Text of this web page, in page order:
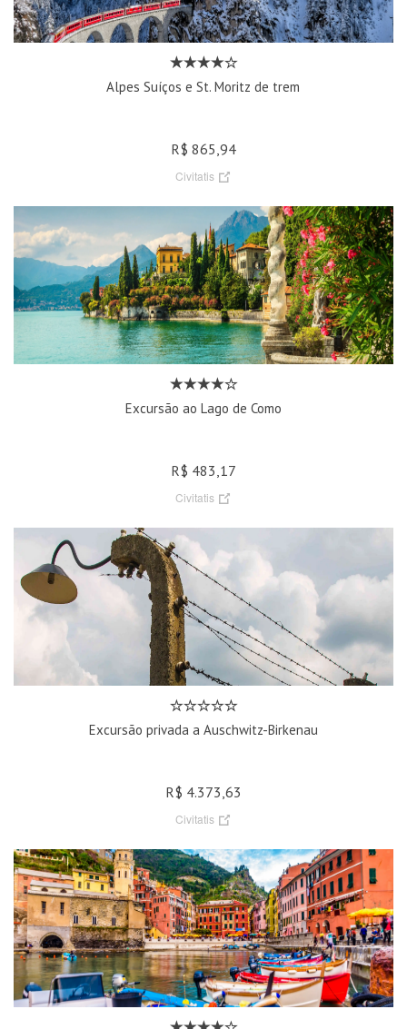
Alpes Suíços e St. Moritz de trem
R$ 865,94
Civitatis
Excursão ao Lago de Como
R$ 483,17
Civitatis
Excursão privada a Auschwitz-Birkenau
R$ 4.373,63
Civitatis